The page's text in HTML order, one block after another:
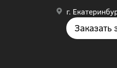
г.
Заказать